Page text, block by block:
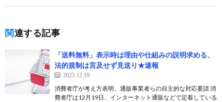
関連する記事
「送料無料」表示時は理由や仕組みの説明求める、
法的規制は言及せず見送り★速報
2023.12.19
消費者庁が考え方表明、通販事業者らの自主的な対応要請 消
費者庁は12月19日、インターネット通販などで定着している